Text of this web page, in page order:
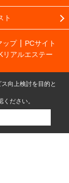
ト
ップ
PCサイト
リアルエステー
向上検討を目的と
ください。